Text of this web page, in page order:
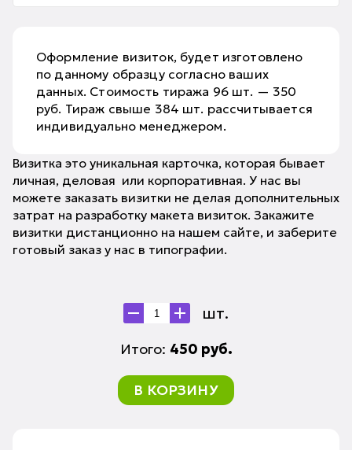
Оформление визиток, будет изготовлено
по данному образцу согласно ваших
данных. Стоимость тиража 96 шт. — 350
руб. Тираж свыше 384 шт. рассчитывается
индивидуально менеджером.
Визитка это уникальная карточка, которая бывает
личная, деловая или корпоративная. У нас вы
можете заказать визитки не делая дополнительных
затрат на разработку макета визиток. Закажите
визитки дистанционно на нашем сайте, и заберите
готовый заказ у нас в типографии.
шт.
Итого: 450 руб.
В КОРЗИНУ